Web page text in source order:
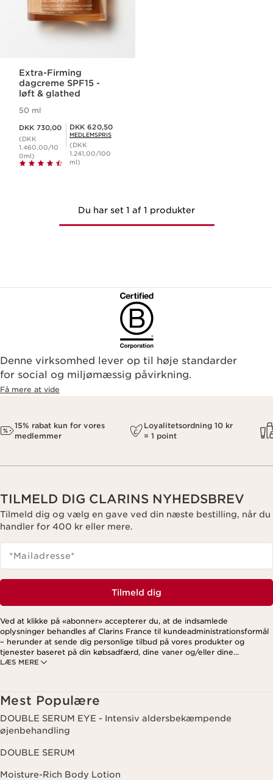
Extra-Firming
dagcreme SPF15 -
løft & glathed
50 ml
DKK 730,00
(DKK
1.460,00/10
0ml)
Medlemspris DKK 620,50
DKK 620,50
MEDLEMSPRIS
(DKK
1.241,00/100
ml)
Du har set 1 af 1 produkter
Denne virksomhed lever op til høje standarder
for social og miljømæssig påvirkning.
Få mere at vide
15% rabat kun for vores
medlemmer
Loyalitetsordning 10 kr
= 1 point
TILMELD DIG CLARINS NYHEDSBREV
Tilmeld dig og vælg en gave ved din næste bestilling, når du
handler for 400 kr eller mere.
*Mailadresse*
Tilmeld dig
LÆS MERE
Ved at klikke på «abonner» accepterer du, at de indsamlede
oplysninger behandles af Clarins France til kundeadministrationsformål
– herunder at sende dig personlige tilbud på vores produkter og
tjenester baseret på din købsadfærd, dine vaner og/eller dine
interesser. Dette kan også omfatte visning på sociale medier og
nyhedsbrev. For mere information om, hvordan vi håndterer dine data
og dine rettigheder, se venligst vores
Mest Populære
DOUBLE SERUM EYE - Intensiv aldersbekæmpende
øjenbehandling
DOUBLE SERUM
Moisture-Rich Body Lotion